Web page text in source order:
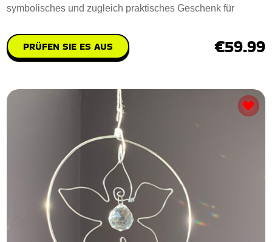
symbolisches und zugleich praktisches Geschenk für
PRÜFEN SIE ES AUS €59.99